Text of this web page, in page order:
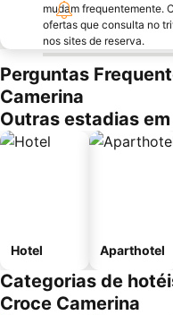
mudam frequentemente.
ofertas que consulta no
nos sites de reserva.
Perguntas
Camerina
Outras estadias
Hotel Aparthotel
Categorias de
Croce Camerina